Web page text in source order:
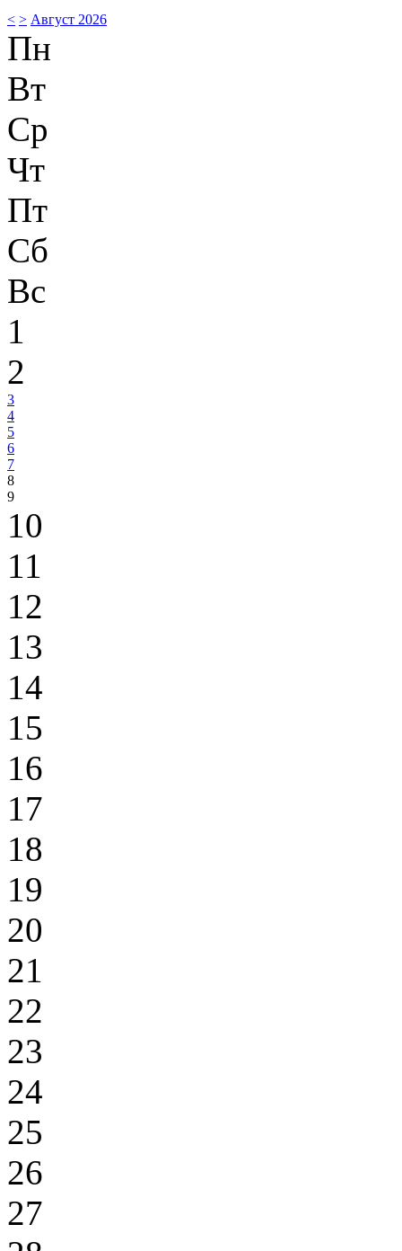
< > Август 2026
Пн
Вт
Ср
Чт
Пт
Сб
Вс
1
2
3
4
5
6
7
8
9
10
11
12
13
14
15
16
17
18
19
20
21
22
23
24
25
26
27